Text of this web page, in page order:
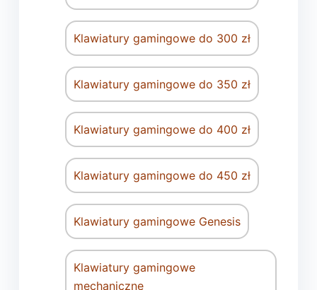
Klawiatury gamingowe do 300 zł
Klawiatury gamingowe do 350 zł
Klawiatury gamingowe do 400 zł
Klawiatury gamingowe do 450 zł
Klawiatury gamingowe Genesis
Klawiatury gamingowe
mechaniczne